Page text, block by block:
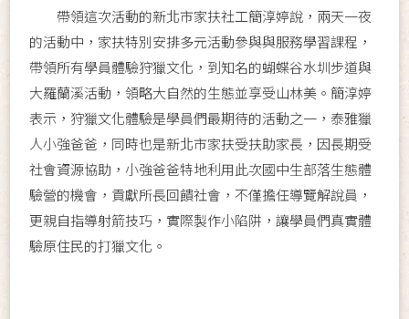
帶領這次活動的新北市家扶社工簡淳婷說，兩天一夜
的活動中，家扶特別安排多元活動參與與服務學習課程，
帶領所有學員體驗狩獵文化，到知名的蝴蝶谷水圳步道與
大羅蘭溪活動，領略大自然的生態並享受山林美。簡淳婷
表示，狩獵文化體驗是學員們最期待的活動之一，泰雅獵
人小強爸爸，同時也是新北市家扶受扶助家長，因長期受
社會資源協助，小強爸爸特地利用此次國中生部落生態體
驗營的機會，貢獻所長回饋社會，不僅擔任導覽解說員，
更親自指導射箭技巧，實際製作小陷阱，讓學員們真實體
驗原住民的打獵文化。